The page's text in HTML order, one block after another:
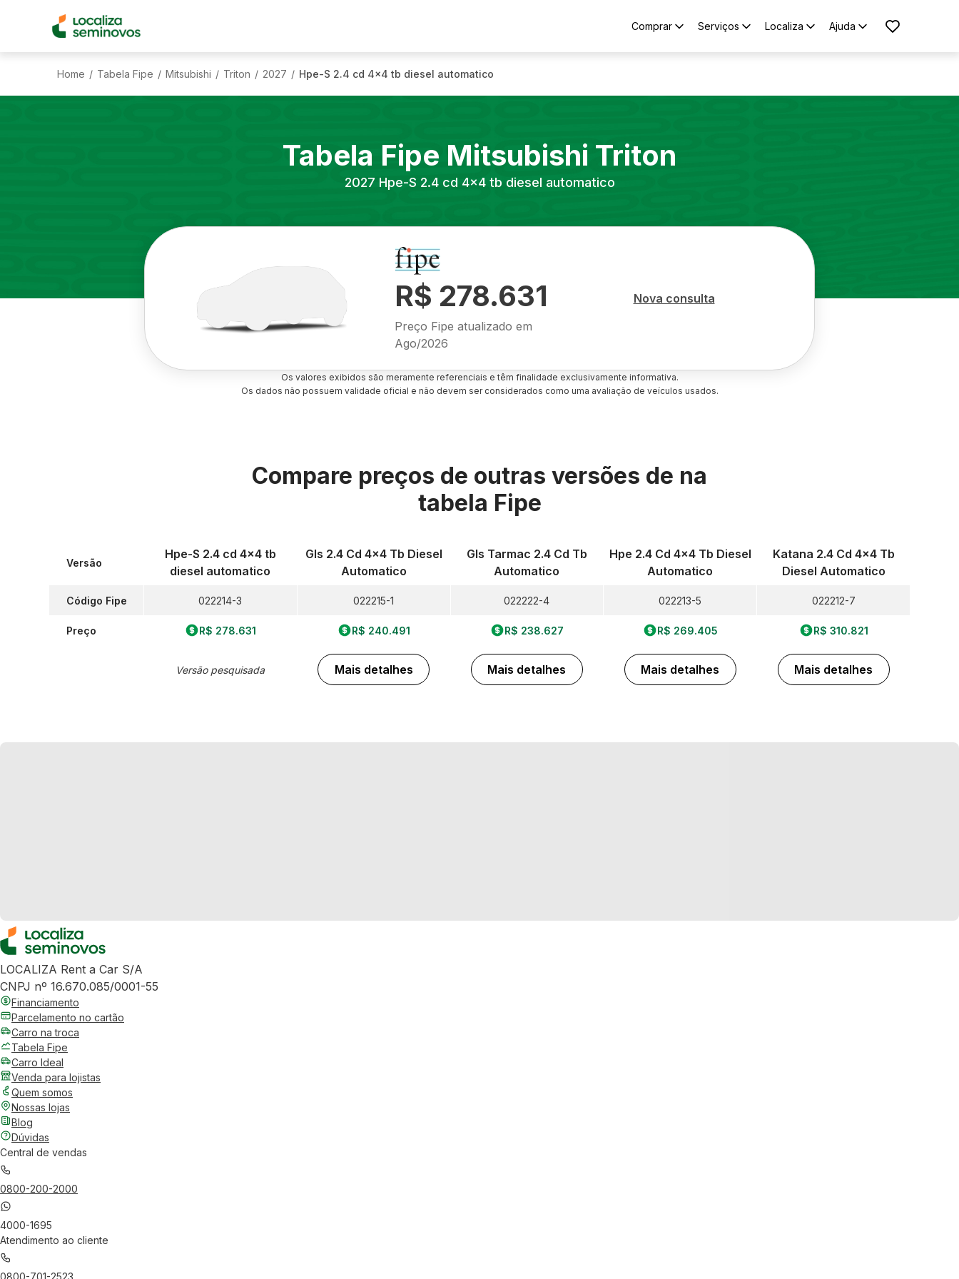
Comprar Serviços Localiza Ajuda
Home / Tabela Fipe / Mitsubishi / Triton / 2027 / Hpe-S 2.4 cd 4x4 tb diesel automatico
Tabela Fipe Mitsubishi Triton
2027 Hpe-S 2.4 cd 4x4 tb diesel automatico
R$ 278.631
Preço Fipe atualizado em
Ago/2026
Nova consulta
Os valores exibidos são meramente referenciais e têm finalidade exclusivamente informativa.
Os dados não possuem validade oficial e não devem ser considerados como uma avaliação de veículos usados.
Compare preços de outras versões de na
tabela Fipe
Versão
Código Fipe
Preço
Hpe-S 2.4 cd 4x4 tb
diesel automatico
022214-3
R$ 278.631
Versão pesquisada
Gls 2.4 Cd 4x4 Tb Diesel
Automatico
022215-1
R$ 240.491
Mais detalhes
Gls Tarmac 2.4 Cd Tb
Automatico
022222-4
R$ 238.627
Mais detalhes
Hpe 2.4 Cd 4x4 Tb Diesel
Automatico
022213-5
R$ 269.405
Mais detalhes
Katana 2.4 Cd 4x4 Tb
Diesel Automatico
022212-7
R$ 310.821
Mais detalhes
LOCALIZA Rent a Car S/A
CNPJ nº 16.670.085/0001-55
Financiamento
Parcelamento no cartão
Carro na troca
Tabela Fipe
Carro Ideal
Venda para lojistas
Quem somos
Nossas lojas
Blog
Dúvidas
Central de vendas
0800-200-2000
4000-1695
Atendimento ao cliente
0800-701-2523